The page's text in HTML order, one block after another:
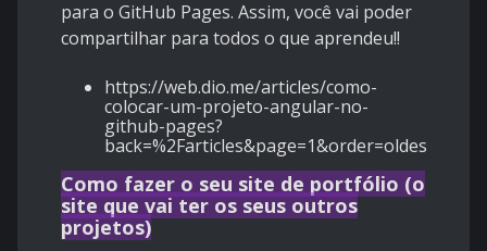
para o GitHub Pages. Assim, você vai poder
compartilhar para todos o que aprendeu!!
https://web.dio.me/articles/como-
colocar-um-projeto-angular-no-
github-pages?
back=%2Farticles&page=1&order=oldest
Como fazer o seu site de portfólio (o
site que vai ter os seus outros
projetos)